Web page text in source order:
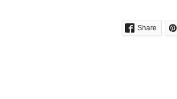
Share